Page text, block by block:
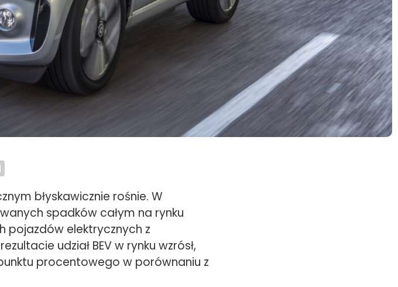
błyskawicznie rośnie. W
spadków całym na rynku
pojazdów elektrycznych z
udział BEV w rynku wzrósł,
procentowego w porównaniu z